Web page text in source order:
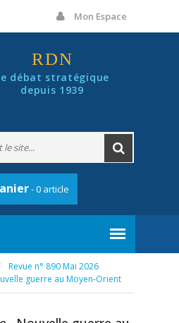
Mon Espace
RDN
débat stratégique
depuis 1939
- 0 article
Revue n° 890 Mai 2026
guerre au Moyen-Orient